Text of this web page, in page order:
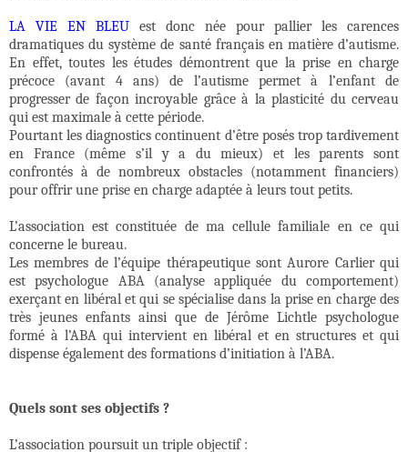
LA VIE EN BLEU est donc née pour pallier les carences
dramatiques du système de santé français en matière d’autisme.
En effet, toutes les études démontrent que la prise en charge
précoce (avant 4 ans) de l’autisme permet à l’enfant de
progresser de façon incroyable grâce à la plasticité du cerveau
qui est maximale à cette période.
Pourtant les diagnostics continuent d’être posés trop tardivement
en France (même s’il y a du mieux) et les parents sont
confrontés à de nombreux obstacles (notamment financiers)
pour offrir une prise en charge adaptée à leurs tout petits.
L’association est constituée de ma cellule familiale en ce qui
concerne le bureau.
Les membres de l’équipe thérapeutique sont Aurore Carlier qui
est psychologue ABA (analyse appliquée du comportement)
exerçant en libéral et qui se spécialise dans la prise en charge des
très jeunes enfants ainsi que de Jérôme Lichtle psychologue
formé à l’ABA qui intervient en libéral et en structures et qui
dispense également des formations d’initiation à l’ABA.
Quels sont ses objectifs ?
L’association poursuit un triple objectif :